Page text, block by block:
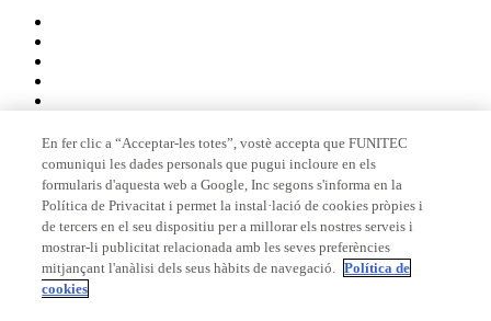
Membre de
Acreditacions
En fer clic a “Acceptar-les totes”, vostè accepta que FUNITEC
comuniqui les dades personals que pugui incloure en els
formularis d'aquesta web a Google, Inc segons s'informa en la
Política de Privacitat i permet la instal·lació de cookies pròpies i
de tercers en el seu dispositiu per a millorar els nostres serveis i
mostrar-li publicitat relacionada amb les seves preferències
mitjançant l'anàlisi dels seus hàbits de navegació. Política de
cookies